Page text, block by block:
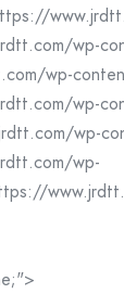
wp-
wp-
wp-
wp-
wp-